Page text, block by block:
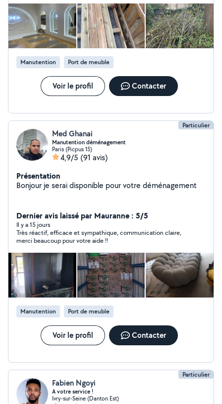
respectueux de l'environnement Paiement à la fin du
chantier, quand tout est impeccable Devis gratuit et
réponse rapide Jean-Pierre Louboutin EcoClean Le
nettoyage, proprement fait !
Manutention Port de meuble
Voir le profil Contacter
Particulier
Med Ghanai
Manutention déménagement
Paris (Picpus 15)
4,9/5 (91 avis)
Présentation
Bonjour je serai disponible pour votre déménagement
Dernier avis laissé par Mauranne : 5/5
Il y a 15 jours
Très réactif, efficace et sympathique, communication claire,
merci beaucoup pour votre aide !!
Manutention Port de meuble
Voir le profil Contacter
Particulier
Fabien Ngoyi
A votre service !
Ivry-sur-Seine (Danton Est)